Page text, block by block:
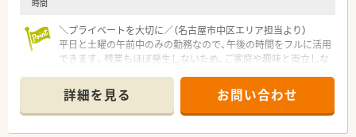
時間
＼プライベートを大切に／（名古屋市中区エリア担当より）
平日と土曜の午前中のみの勤務なので、午後の時間をフルに活用
できます。残業もほぼ発生しないため、ご家庭や趣味と両立しな
＼店舗情報と応需状況について ／
■人気の栄エリアに位置し、最寄りの矢場町駅からは徒歩10分
と非常に通勤アクセスの良い立地環境にあります。
詳細を見る お問い合わせ